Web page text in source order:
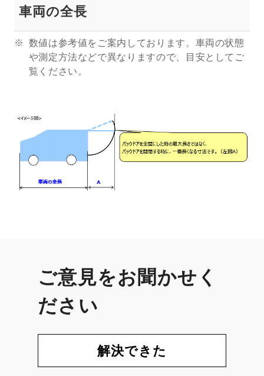
車両の全長
数値は参考値をご案内しております。車両の状態
や測定方法などで異なりますので、目安としてご
覧ください。
ご意見をお聞かせく
ださい
解決できた